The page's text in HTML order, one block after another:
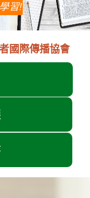
習!
國際傳播協會